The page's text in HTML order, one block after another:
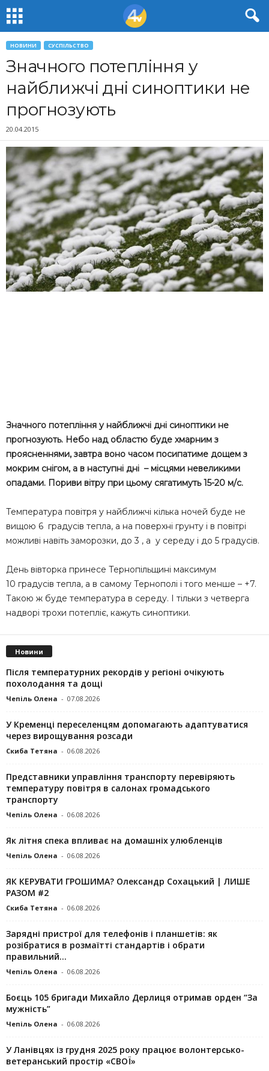
НОВИНИ СУСПІЛЬСТВО
Значного потепління у
найближчі дні синоптики не
прогнозують
20.04.2015
Значного потепління у найближчі дні синоптики не
прогнозують. Небо над областю буде хмарним з
проясненнями, завтра воно часом посипатиме дощем з
мокрим снігом, а в наступні дні – місцями невеликими
опадами. Пориви вітру при цьому сягатимуть 15-20 м/с.
Температура повітря у найближчі кілька ночей буде не
вищою 6 градусів тепла, а на поверхні грунту і в повітрі
можливі навіть заморозки, до 3 , а у середу і до 5 градусів.
День вівторка принесе Тернопільщині максимум
10 градусів тепла, а в самому Тернополі і того менше – +7.
Такою ж буде температура в середу. І тільки з четверга
надворі трохи потепліє, кажуть синоптики.
Новини
Після температурних рекордів у регіоні очікують
похолодання та дощі
Чепіль Олена - 07.08.2026
У Кременці переселенцям допомагають адаптуватися
через вирощування розсади
Скиба Тетяна - 06.08.2026
Представники управління транспорту перевіряють
температуру повітря в салонах громадського
транспорту
Чепіль Олена - 06.08.2026
Як літня спека впливає на домашніх улюбленців
Чепіль Олена - 06.08.2026
ЯК КЕРУВАТИ ГРОШИМА? Олександр Сохацький | ЛИШЕ
РАЗОМ #2
Скиба Тетяна - 06.08.2026
Зарядні пристрої для телефонів і планшетів: як
розібратися в розмаїтті стандартів і обрати
правильний...
Чепіль Олена - 06.08.2026
Боєць 105 бригади Михайло Дерлиця отримав орден “За
мужність”
Чепіль Олена - 06.08.2026
У Ланівцях із грудня 2025 року працює волонтерсько-
ветеранський простір «СВОЇ»